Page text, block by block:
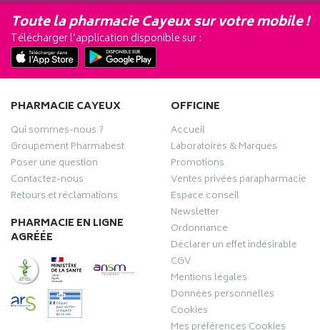
Toute la pharmacie Cayeux sur votre mobile !
Télécharger l’application disponible sur :
PHARMACIE CAYEUX
Qui sommes-nous ?
Groupement Pharmabest
Poser une question
Contactez-nous
Retours et réclamations
PHARMACIE EN LIGNE
AGRÉÉE
OFFICINE
Accueil
Laboratoires & Marques
Promotions
Ventes privées parapharmacie
Espace conseil
Newsletter
Ordonnance
Déclarer un effet indésirable
CGV
Mentions légales
Données personnelles
Cookies